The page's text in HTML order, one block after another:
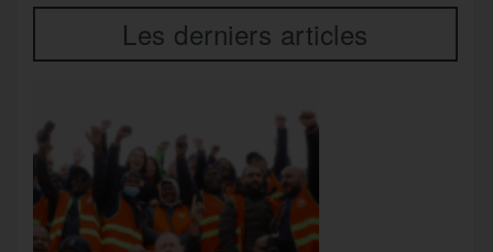
Les derniers articles